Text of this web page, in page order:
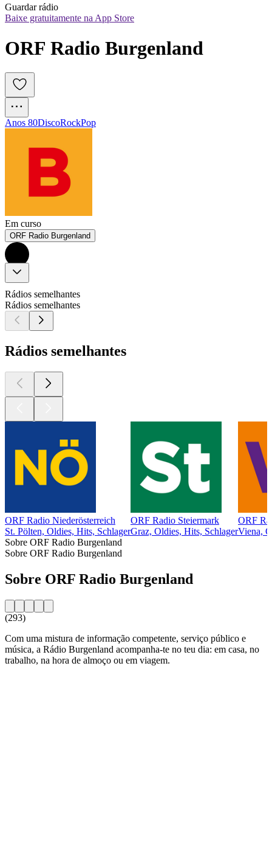
Guardar rádio
Baixe gratuitamente na App Store
ORF Radio Burgenland
Anos 80DiscoRockPop
Em curso
ORF Radio Burgenland
Rádios semelhantes
Rádios semelhantes
Rádios semelhantes
ORF Radio Niederösterreich
St. Pölten, Oldies, Hits, Schlager
ORF Radio Steiermark
Graz, Oldies, Hits, Schlager
ORF
Viena,
Sobre ORF Radio Burgenland
Sobre ORF Radio Burgenland
Sobre ORF Radio Burgenland
(293)
Com uma mistura de informação competente, serviço público e
música, a Rádio Burgenland acompanha-te no teu dia: em casa, no
trabalho, na hora de almoço ou em viagem.